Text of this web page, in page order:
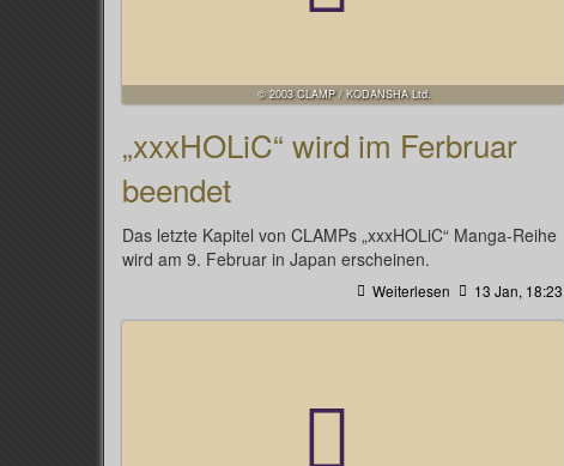
© 2003 CLAMP / KODANSHA Ltd.
„xxxHOLiC“ wird im Ferbruar
beendet
Das letzte Kapitel von CLAMPs „xxxHOLiC“ Manga-Reihe
wird am 9. Februar in Japan erscheinen.
Weiterlesen 13 Jan, 18:23